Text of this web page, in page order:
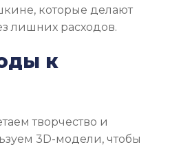
которые делают
лишних расходов.
к
творчество и
3D-модели, чтобы